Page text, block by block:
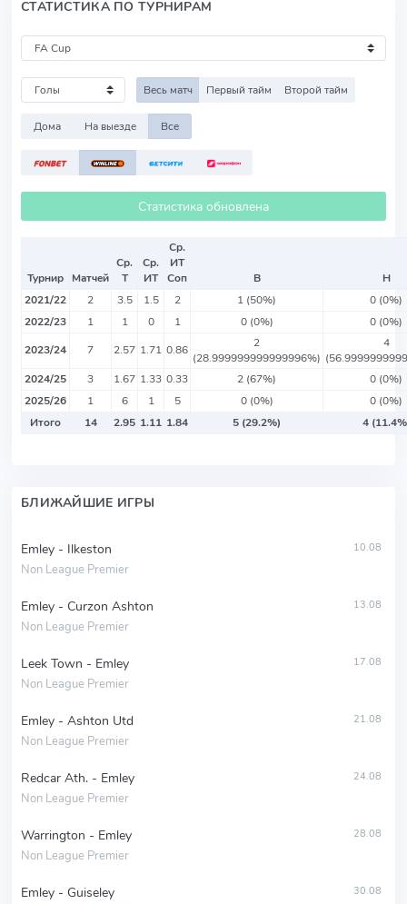
СТАТИСТИКА ПО ТУРНИРАМ
Весь матч Первый тайм Второй тайм
Дома На выезде Все
Статистика обновлена
Турнир Матчей
Ср.
Т
Ср.
ИТ
Ср.
ИТ
Соп
В
Н
2021/22
2 3.5 1.5 2 1 (50%)
0 (0%)
2022/23
1 1 0 1 0 (0%)
0 (0%)
2023/24
7 2.57 1.71 0.86
2
(28.999999999999996%)
4
2024/25
3 1.67 1.33 0.33 2 (67%)
0 (0%)
2025/26
1 6 1 5 0 (0%)
0 (0%)
Итого
14 2.95 1.11 1.84 5 (29.2%) 4
БЛИЖАЙШИЕ ИГРЫ
Emley - Ilkeston
Non League Premier
10.08
Emley - Curzon Ashton
Non League Premier
13.08
Leek Town - Emley
Non League Premier
17.08
Emley - Ashton Utd
Non League Premier
21.08
Redcar Ath. - Emley
Non League Premier
24.08
Warrington - Emley
Non League Premier
28.08
Emley - Guiseley 30.08